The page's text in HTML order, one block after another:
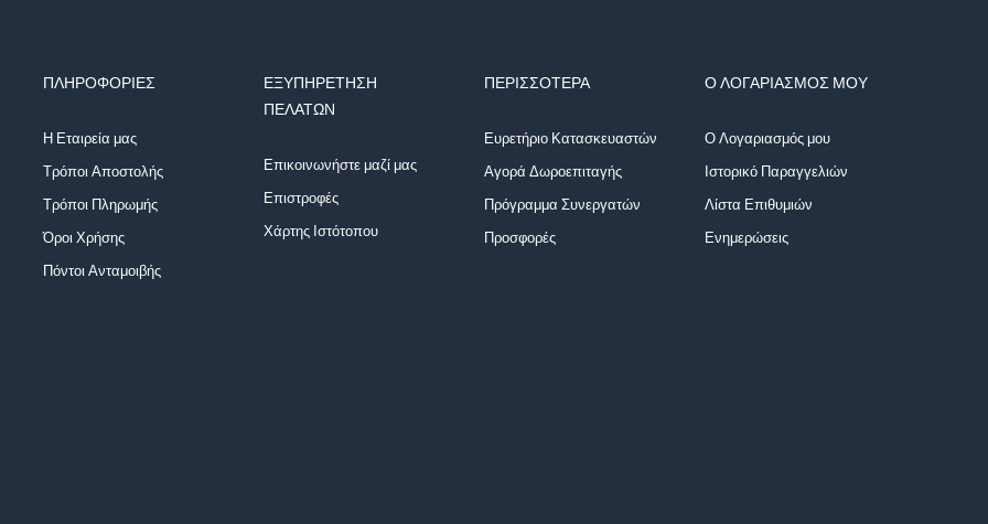
ΠΛΗΡΟΦΟΡΊΕΣ
Η Εταιρεία μας
Τρόποι Αποστολής
Τρόποι Πληρωμής
Όροι Χρήσης
Πόντοι Ανταμοιβής
ΕΞΥΠΗΡΈΤΗΣΗ
ΠΕΛΑΤΏΝ
Επικοινωνήστε μαζί μας
Επιστροφές
Χάρτης Ιστότοπου
ΠΕΡΙΣΣΌΤΕΡΑ
Ευρετήριο Κατασκευαστών
Αγορά Δωροεπιταγής
Πρόγραμμα Συνεργατών
Προσφορές
Ο ΛΟΓΑΡΙΑΣΜΌΣ ΜΟΥ
Ο Λογαριασμός μου
Ιστορικό Παραγγελιών
Λίστα Επιθυμιών
Ενημερώσεις